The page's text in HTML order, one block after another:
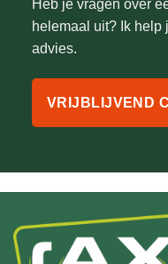
Heb je vragen over
helemaal uit? Ik help
advies.
VRIJBLIJVEND